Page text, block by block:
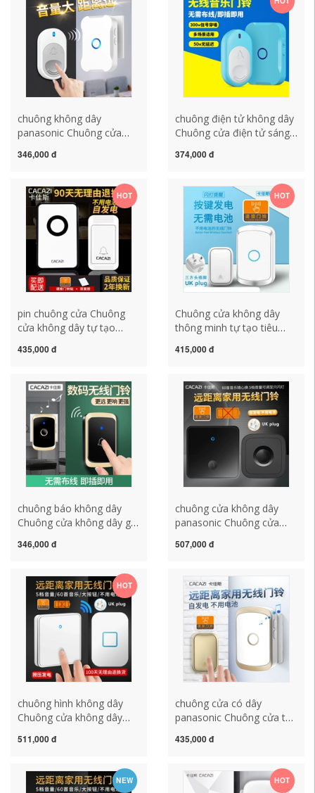
Đài Loan và Nhật Bản pin
chuông cửa chuông cửa
không dây không dùng pin
xa điện tử một đến hai pin
chuông cửa không dây
chuông kawasan
chuông không dây
panasonic Chuông cửa
minh điện tử khoảng cách
Chuông cửa một đến một
đến hai thiết bị gọi bệnh
nhân cao tuổi chuong
khong day pin chuông cửa
không dây
346,000 đ
chuông điện tử không dây
Chuông cửa điện tử sáng
không dây âm nhạc gia
khiển từ xa khoảng cách
cực xa chuông cửa máy
nhắn tin chuong bao dong
khong day chuông cửa
không dây panasonic
374,000 đ
HOT
pin chuông cửa Chuông
cửa không dây tự tạo
điều khiển từ xa điện tử
không dùng pin một cho
hai chuong bao dong
khong day chuông báo
khách ata
435,000 đ
HOT
Chuông cửa không dây
thông minh tự tạo tiêu
không cần pin, điều khiển
hợp Hong Kong, Trung
Quốc chuông điện không
dây panasonic chuông cửa
không dây xiaomi
415,000 đ
chuông báo không dây
Chuông cửa không dây gia
Chuông cửa điều khiển từ
thông minh một đến hai
một không thấm nước
chuông cửa không dây
kawasan chuông nhà
346,000 đ
chuông cửa không dây
panasonic Chuông cửa
Chuông cửa điện tự động
dụng đường dài một đến
hai Bảng lớn tiêu chuẩn
Anh loại 86 chuông nhà
không dây chuông điện
không dây
507,000 đ
HOT
chuông hình không dây
Chuông cửa không dây
loại nút tự tạo tại nhà
thông minh chống nước
Hồng Kông Phong cách
511,000 đ
chuông cửa có dây
panasonic Chuông cửa tự
điều khiển từ xa 1-2,
không dây tại nhà không
dùng pin chuông không
435,000 đ
NEW HOT